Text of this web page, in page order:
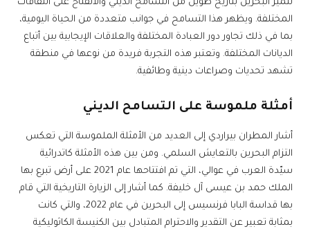
تتميز البحرين بتاريخ طويل من التسامح الديني والانفتاح على الثقافات
المختلفة. ويظهر هذا التسامح في جوانب متعددة من الحياة اليومية،
بما في ذلك تجاور دور العبادة المختلفة والعلاقات الإيجابية بين أتباع
الديانات المختلفة. وتعتبر هذه التجربة فريدة من نوعها في منطقة
تشهد تحديات وصراعات دينية وطائفية.
أمثلة ملموسة على التسامح الديني
أشار المطران بيراردي إلى العديد من الأمثلة الملموسة التي تعكس
التزام البحرين بالتعايش السلمي. ومن بين هذه الأمثلة كاتدرائية
سيّدة العرب في عوالي، التي تم افتتاحها عام 2021 على أرض تبرع بها
الملك حمد بن عيسى آل خليفة. كما أشار إلى الزيارة التاريخية التي قام
بها قداسة البابا فرنسيس إلى البحرين في عام 2022، والتي كانت
بمثابة تعبير عن التقدير والاحترام المتبادل بين الكنيسة الكاثوليكية